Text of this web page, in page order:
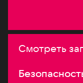
Смотреть